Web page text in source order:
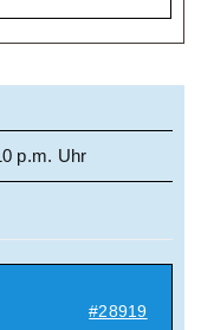
p.m. Uhr
#28919